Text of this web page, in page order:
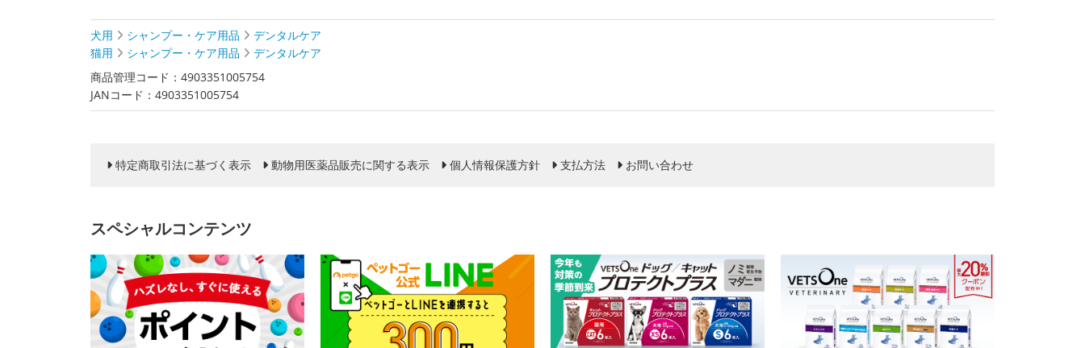
犬用 シャンプー・ケア用品
デンタルケア
猫用
シャンプー・ケア用品
デンタルケア
商品管理コード：4903351005754
JANコード：4903351005754
特定商取引法に基づく表示 動物用医薬品販売に関する表示 個人情報保護方針 支払方法 お問い合わせ
スペシャルコンテンツ